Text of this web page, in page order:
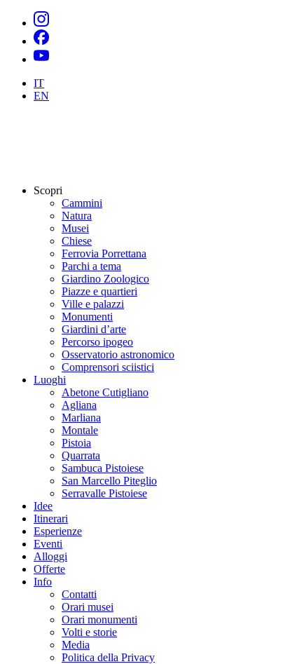
IT
EN
Scopri
Cammini
Natura
Musei
Chiese
Ferrovia Porrettana
Parchi a tema
Giardino Zoologico
Piazze e quartieri
Ville e palazzi
Monumenti
Giardini d’arte
Percorso ipogeo
Osservatorio astronomico
Comprensori sciistici
Luoghi
Abetone Cutigliano
Agliana
Marliana
Montale
Pistoia
Quarrata
Sambuca Pistoiese
San Marcello Piteglio
Serravalle Pistoiese
Idee
Itinerari
Esperienze
Eventi
Alloggi
Offerte
Info
Contatti
Orari musei
Orari monumenti
Volti e storie
Media
Politica della Privacy